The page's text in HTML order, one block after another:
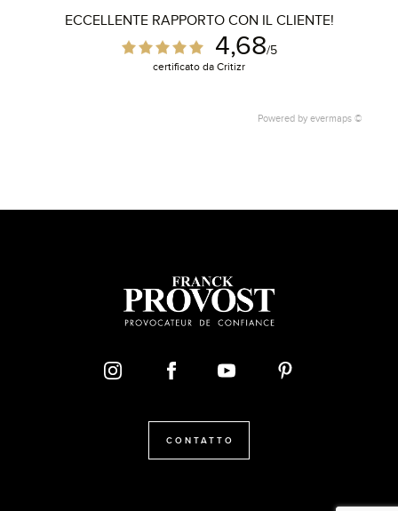
2
ECCELLENTE RAPPORTO CON IL CLIENTE!
4,68/5
certificato da Critizr
Powered by evermaps ©
CONTATTO